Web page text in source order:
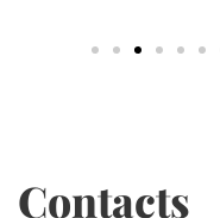
Contacts